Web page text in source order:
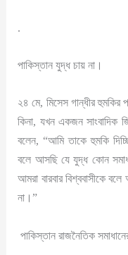
.
পাকিস্তান যুদ্ধ চায় না।
২৪ মে, মিসেস গান্ধীর হুমকির
কিনা, যখন একজন সাংবাদিক
বলেন, “আমি তাকে হুমকি
বলে আসছি যে যুদ্ধ কোন
আমরা বারবার বিশ্ববাসীকে
না।”
পাকিস্তান রাজনৈতিক